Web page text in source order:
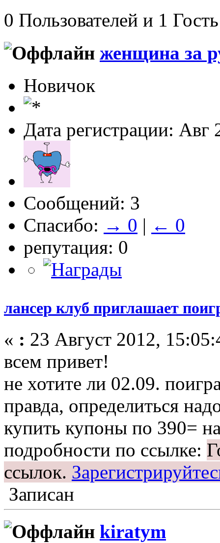
0 Пользователей и 1
женщина за
Новичок
Дата регистрации: Авг
Сообщений: 3
Спасибо: → 0 | ← 0
репутация: 0
лансер клуб приглашает
« : 23 Август 2012,
всем привет!
не хотите ли 02.09.
правда, определиться
купить купоны по 390=
подробности по ссылке:
ссылок.
Записан
kiratym